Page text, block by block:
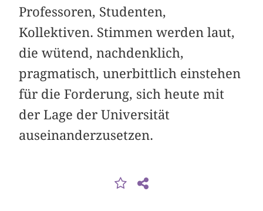
Professoren, Studenten,
Kollektiven. Stimmen werden laut,
die wütend, nachdenklich,
pragmatisch, unerbittlich einstehen
für die Forderung, sich heute mit
der Lage der Universität
auseinanderzusetzen.